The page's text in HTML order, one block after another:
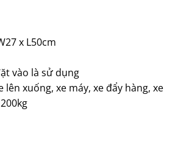
169,000₫.
x L50cm
vào là sử dụng
lên xuống, xe máy, xe đẩy hàng, xe